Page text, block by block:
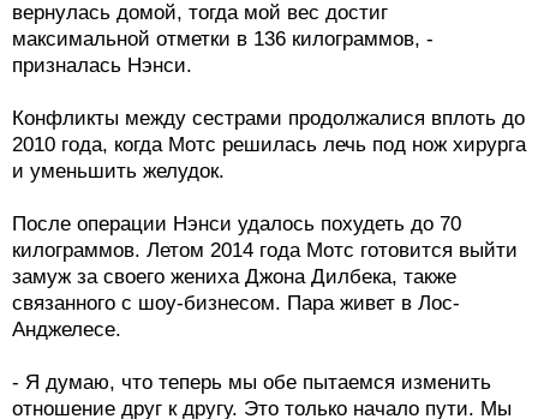
вернулась домой, тогда мой вес достиг
максимальной отметки в 136 килограммов, -
призналась Нэнси.
Конфликты между сестрами продолжалися вплоть до
2010 года, когда Мотс решилась лечь под нож хирурга
и уменьшить желудок.
После операции Нэнси удалось похудеть до 70
килограммов. Летом 2014 года Мотс готовится выйти
замуж за своего жениха Джона Дилбека, также
связанного с шоу-бизнесом. Пара живет в Лос-
Анджелесе.
- Я думаю, что теперь мы обе пытаемся изменить
отношение друг к другу. Это только начало пути. Мы